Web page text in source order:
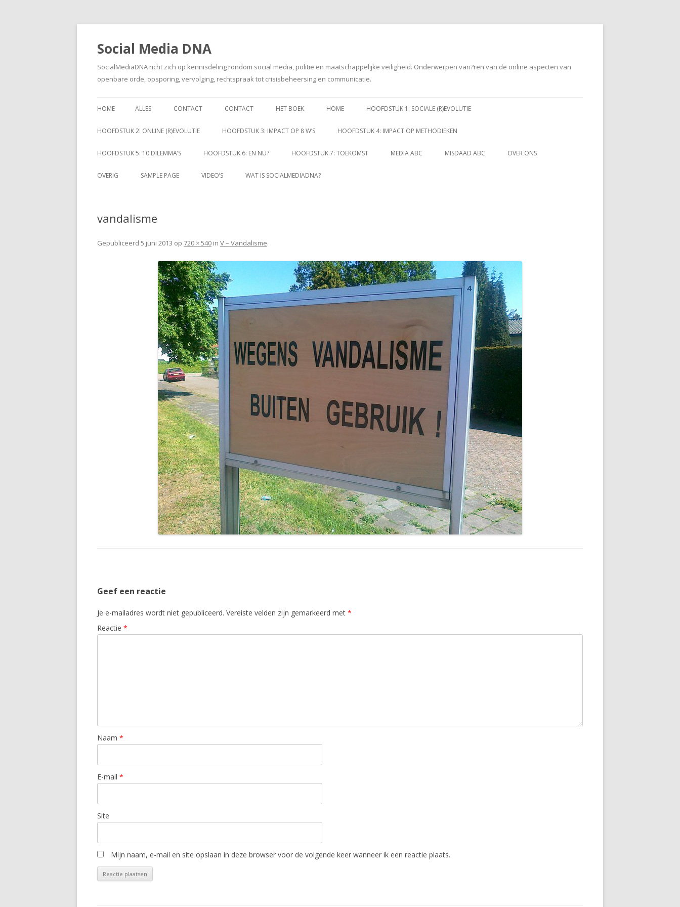
Social Media DNA
SocialMediaDNA richt zich op kennisdeling rondom social media, politie en maatschappelijke veiligheid. Onderwerpen vari?ren van de online aspecten van
openbare orde, opsporing, vervolging, rechtspraak tot crisisbeheersing en communicatie.
naar
HOME ALLES CONTACT CONTACT HET BOEK HOME HOOFDSTUK 1: SOCIALE (R)EVOLUTIE
HOOFDSTUK 2: ONLINE (R)EVOLUTIE HOOFDSTUK 3: IMPACT OP 8 W’S HOOFDSTUK 4: IMPACT OP METHODIEKEN
HOOFDSTUK 5: 10 DILEMMA’S HOOFDSTUK 6: EN NU? HOOFDSTUK 7: TOEKOMST MEDIA ABC MISDAAD ABC OVER ONS
OVERIG SAMPLE PAGE VIDEO’S WAT IS SOCIALMEDIADNA?
vandalisme
Gepubliceerd 5 juni 2013 op 720 × 540 in V – Vandalisme.
Geef een reactie
Je e-mailadres wordt niet gepubliceerd. Vereiste velden zijn gemarkeerd met *
Reactie *
Naam *
E-mail *
Site
Mijn naam, e-mail en site opslaan in deze browser voor de volgende keer wanneer ik een reactie plaats.